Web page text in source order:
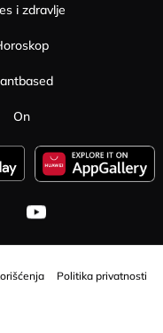
i zdravlje
On
Politika privatnosti